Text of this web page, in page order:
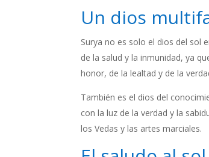
Un dios
Surya no es solo el dios del sol
de la salud y la inmunidad, ya
honor, de la lealtad y de la
También es el dios del
con la luz de la verdad y la
los Vedas y las artes marciales.